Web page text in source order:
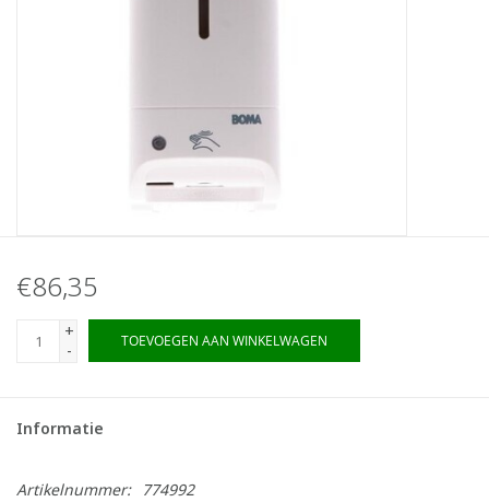
€86,35
+
-
TOEVOEGEN AAN WINKELWAGEN
Informatie
Artikelnummer: 774992